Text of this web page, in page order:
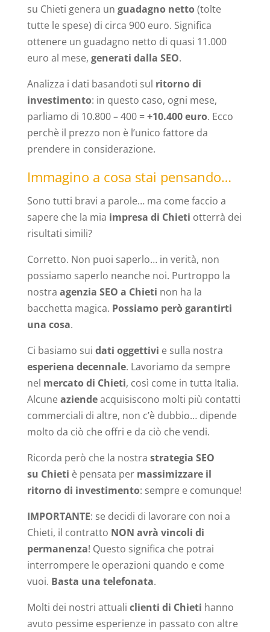
su Chieti genera un guadagno netto(tolte
tutte le spese) di circa 900 euro. Significa
ottenere un guadagno netto di quasi 11.000
euro al mese, generati dalla SEO.
Analizza i dati basandoti sul ritorno di
investimento: in questo caso, ogni mese,
parliamo di 10.800 – 400 =+10.400 euro. Ecco
perchè il prezzo non è l’unico fattore da
prendere in considerazione.
Immagino a cosa stai pensando…
Sono tutti bravi a parole… ma come faccio a
sapere che la mia impresa di Chieti otterrà dei
risultati simili?
Corretto. Non puoi saperlo… in verità, non
possiamo saperlo neanche noi. Purtroppo la
nostra agenzia SEO a Chieti non ha la
bacchetta magica. Possiamo però garantirti
una cosa.
Ci basiamo sui dati oggettivi e sulla nostra
esperiena decennale. Lavoriamo da sempre
nel mercato di Chieti, così come in tutta Italia.
Alcuneaziendeacquisiscono molti più contatti
commerciali di altre, non c’è dubbio… dipende
molto da ciò che offri e da ciò che vendi.
Ricorda però che la nostra strategia SEO
su Chieti è pensata per massimizzare il
ritorno di investimento: sempre e comunque!
IMPORTANTE: se decidi di lavorare con noi a
Chieti, il contratto NON avrà vincoli di
permanenza! Questo significa che potrai
interrompere le operazioni quando e come
vuoi. Basta una telefonata.
Molti dei nostri attuali clienti di Chieti hanno
avuto pessime esperienze in passato con altre